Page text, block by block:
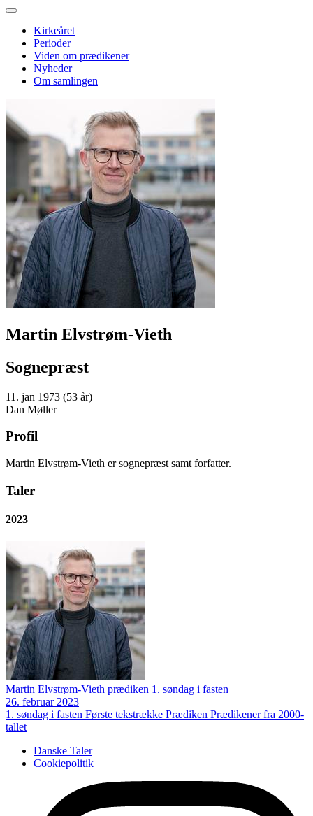
Kirkeåret
Perioder
Viden om prædikener
Nyheder
Om samlingen
Martin Elvstrøm-Vieth
Sognepræst
11. jan 1973 (53 år)
Dan Møller
Profil
Martin Elvstrøm-Vieth er sognepræst samt forfatter.
Taler
2023
Martin Elvstrøm-Vieth prædiken 1. søndag i fasten
26. februar 2023
1. søndag i fasten Første tekstrække Prædiken Prædikener fra 2000-
tallet
Danske Taler
Cookiepolitik